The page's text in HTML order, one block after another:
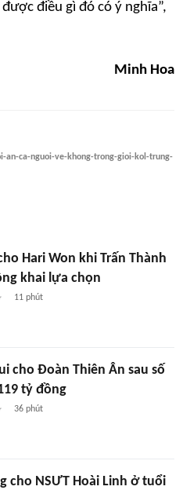
điều gì đó có ý nghĩa”,
Minh Hoa
an-ca-nguoi-ve-khong-trong-gioi-kol-trung-
Hari Won khi Trấn Thành
khai lựa chọn
11 phút
cho Đoàn Thiên Ân sau số
tỷ đồng
36 phút
cho NSƯT Hoài Linh ở tuổi